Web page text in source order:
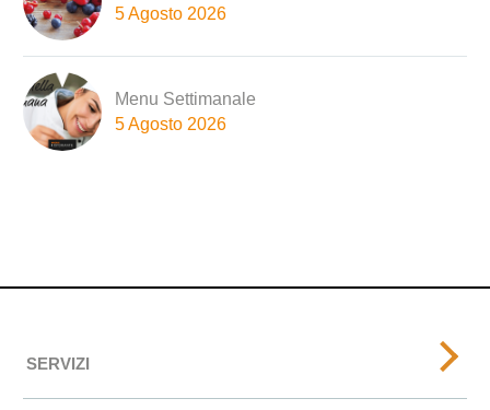
5 Agosto 2026
Menu Settimanale
5 Agosto 2026
SERVIZI